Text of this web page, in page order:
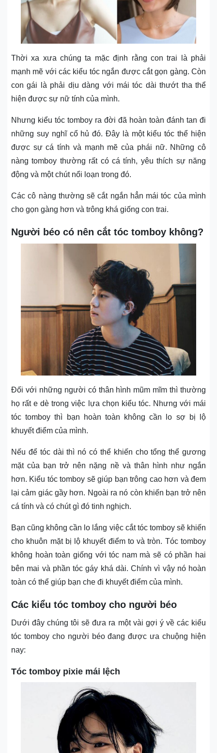
Thời xa xưa chúng ta mặc định rằng con trai là phải
mạnh mẽ với các kiểu tóc ngắn được cắt gọn gàng. Còn
con gái là phải dịu dàng với mái tóc dài thướt tha thể
hiện được sự nữ tính của mình.
Nhưng kiểu tóc tomboy ra đời đã hoàn toàn đánh tan đi
những suy nghĩ cổ hủ đó. Đây là một kiểu tóc thể hiện
được sự cá tính và mạnh mẽ của phái nữ. Những cô
nàng tomboy thường rất có cá tính, yêu thích sự năng
động và một chút nổi loạn trong đó.
Các cô nàng thường sẽ cắt ngắn hẳn mái tóc của mình
cho gọn gàng hơn và trông khá giống con trai.
Người béo có nên cắt tóc tomboy không?
Đối với những người có thân hình mũm mĩm thì thường
họ rất e dè trong việc lựa chọn kiểu tóc. Nhưng với mái
tóc tomboy thì bạn hoàn toàn không cần lo sợ bị lộ
khuyết điểm của mình.
Nếu để tóc dài thì nó có thể khiến cho tổng thể gương
mặt của bạn trở nên nặng nề và thân hình như ngắn
hơn. Kiểu tóc tomboy sẽ giúp bạn trông cao hơn và đem
lại cảm giác gầy hơn. Ngoài ra nó còn khiến bạn trở nên
cá tính và có chút gì đó tinh nghịch.
Bạn cũng không cần lo lắng việc cắt tóc tomboy sẽ khiến
cho khuôn mặt bị lộ khuyết điểm to và tròn. Tóc tomboy
không hoàn toàn giống với tóc nam mà sẽ có phần hai
bên mai và phần tóc gáy khá dài. Chính vì vậy nó hoàn
toàn có thể giúp bạn che đi khuyết điểm của mình.
Các kiểu tóc tomboy cho người béo
Dưới đây chúng tôi sẽ đưa ra một vài gợi ý về các kiểu
tóc tomboy cho người béo đang được ưa chuộng hiện
nay:
Tóc tomboy pixie mái lệch